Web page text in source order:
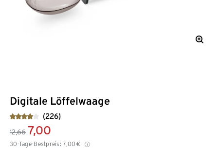
Digitale Löffelwaage
(226)
12,66 7,00
30-Tage-Bestpreis: 7,00 €